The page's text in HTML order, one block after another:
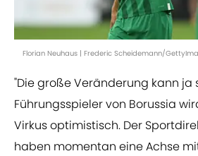
Florian Neuhaus | Frederic Scheidemann/
"Die große Veränderung kann ja
Führungsspieler von Borussia
Virkus optimistisch. Der
haben momentan eine Achse